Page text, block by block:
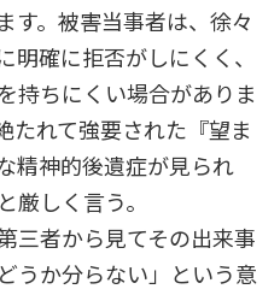
す。被害当事者は、徐々
明確に拒否がしにくく、
持ちにくい場合がありま
たれて強要された『望ま
精神的後遺症が見られ
厳しく言う。
三者から見てその出来事
うか分らない」という意